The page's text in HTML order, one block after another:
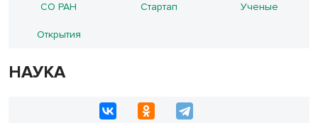
СО РАН Стартап Ученые
Открытия
НАУКА